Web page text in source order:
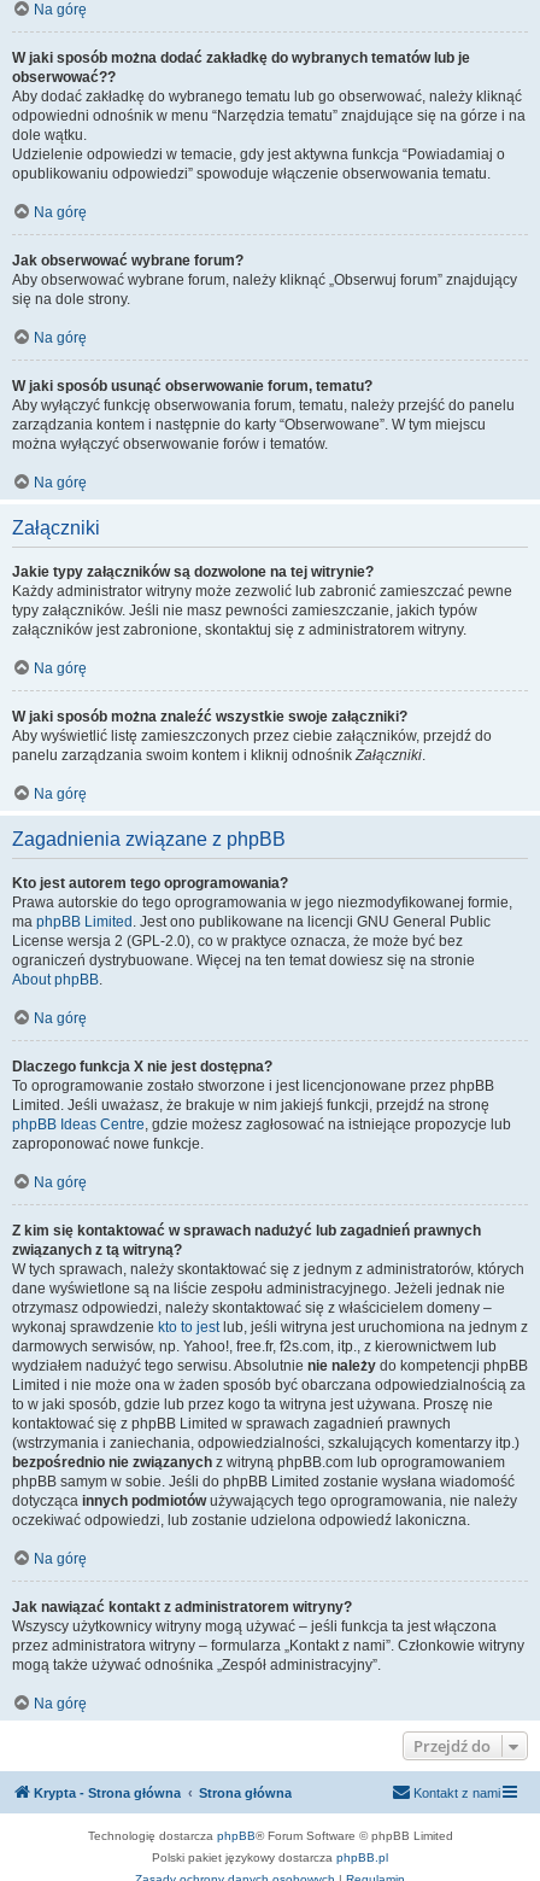
Na górę
W jaki sposób można dodać zakładkę do wybranych tematów lub je
obserwować??
Aby dodać zakładkę do wybranego tematu lub go obserwować, należy kliknąć
odpowiedni odnośnik w menu “Narzędzia tematu” znajdujące się na górze i na
dole wątku.
Udzielenie odpowiedzi w temacie, gdy jest aktywna funkcja “Powiadamiaj o
opublikowaniu odpowiedzi” spowoduje włączenie obserwowania tematu.
Na górę
Jak obserwować wybrane forum?
Aby obserwować wybrane forum, należy kliknąć „Obserwuj forum” znajdujący
się na dole strony.
Na górę
W jaki sposób usunąć obserwowanie forum, tematu?
Aby wyłączyć funkcję obserwowania forum, tematu, należy przejść do panelu
zarządzania kontem i następnie do karty “Obserwowane”. W tym miejscu
można wyłączyć obserwowanie forów i tematów.
Na górę
Załączniki
Jakie typy załączników są dozwolone na tej witrynie?
Każdy administrator witryny może zezwolić lub zabronić zamieszczać pewne
typy załączników. Jeśli nie masz pewności zamieszczanie, jakich typów
załączników jest zabronione, skontaktuj się z administratorem witryny.
Na górę
W jaki sposób można znaleźć wszystkie swoje załączniki?
Aby wyświetlić listę zamieszczonych przez ciebie załączników, przejdź do
panelu zarządzania swoim kontem i kliknij odnośnikZałączniki.
Na górę
Zagadnienia związane z phpBB
Kto jest autorem tego oprogramowania?
Prawa autorskie do tego oprogramowania w jego niezmodyfikowanej formie,
ma phpBB Limited . Jest ono publikowane na licencji GNU General Public
License wersja 2 (GPL-2.0), co w praktyce oznacza, że może być bez
ograniczeń dystrybuowane. Więcej na ten temat dowiesz się na stronie
About phpBB.
Na górę
Dlaczego funkcja X nie jest dostępna?
To oprogramowanie zostało stworzone i jest licencjonowane przez phpBB
Limited. Jeśli uważasz, że brakuje w nim jakiejś funkcji, przejdź na stronę
phpBB Ideas Centre, gdzie możesz zagłosować na istniejące propozycje lub
zaproponować nowe funkcje.
Na górę
Z kim się kontaktować w sprawach nadużyć lub zagadnień prawnych
związanych z tą witryną?
W tych sprawach, należy skontaktować się z jednym z administratorów, których
dane wyświetlone są na liście zespołu administracyjnego. Jeżeli jednak nie
otrzymasz odpowiedzi, należy skontaktować się z właścicielem domeny –
wykonaj sprawdzenie kto to jestlub, jeśli witryna jest uruchomiona na jednym z
darmowych serwisów, np. Yahoo!, free.fr, f2s.com, itp., z kierownictwem lub
wydziałem nadużyć tego serwisu. Absolutnie nie należy do kompetencji phpBB
Limited i nie może ona w żaden sposób być obarczana odpowiedzialnością za
to w jaki sposób, gdzie lub przez kogo ta witryna jest używana. Proszę nie
kontaktować się z phpBB Limited w sprawach zagadnień prawnych
(wstrzymania i zaniechania, odpowiedzialności, szkalujących komentarzy itp.)
bezpośrednio nie związanych z witryną phpBB.com lub oprogramowaniem
phpBB samym w sobie. Jeśli do phpBB Limited zostanie wysłana wiadomość
dotycząca innych podmiotówużywających tego oprogramowania, nie należy
oczekiwać odpowiedzi, lub zostanie udzielona odpowiedź lakoniczna.
Na górę
Jak nawiązać kontakt z administratorem witryny?
Wszyscy użytkownicy witryny mogą używać – jeśli funkcja ta jest włączona
przez administratora witryny – formularza „Kontakt z nami”. Członkowie witryny
mogą także używać odnośnika „Zespół administracyjny”.
Na górę
Przejdź do
Krypta - Strona główna Strona główna Kontakt z nami
Technologię dostarcza phpBB® Forum Software © phpBB Limited
Polski pakiet językowy dostarcza phpBB.pl